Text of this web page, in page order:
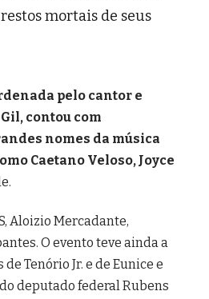
mortais de seus
pelo cantor e
contou com
nomes da música
Caetano Veloso, Joyce
Aloizio Mercadante,
O evento teve ainda a
Tenório Jr. e de Eunice e
deputado federal Rubens